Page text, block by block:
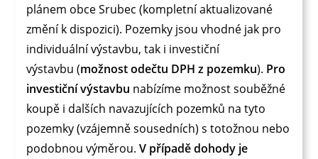
plánem obce Srubec (kompletní aktualizované
změní k dispozici). Pozemky jsou vhodné jak pro
individuální výstavbu, tak i investiční
výstavbu (možnost odečtu DPH z pozemku). Pro
investiční výstavbu nabízíme možnost souběžné
koupě i dalších navazujících pozemků na tyto
pozemky (vzájemně sousedních) s totožnou nebo
podobnou výměrou.V případě dohody je